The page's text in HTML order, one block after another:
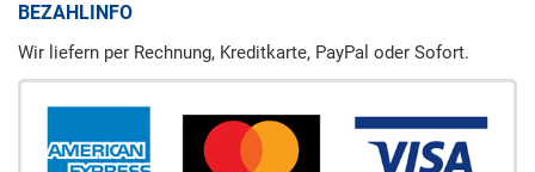
BEZAHLINFO
Wir liefern per Rechnung, Kreditkarte, PayPal oder Sofort.